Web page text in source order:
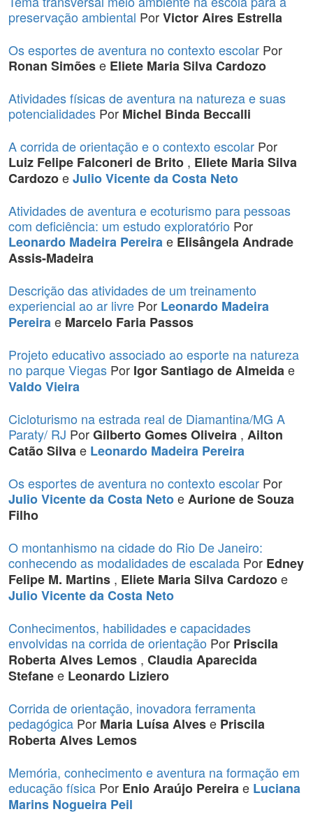
preservação ambiental PorVictor Aires Estrella
Os esportes de aventura no contexto escolar Por
Ronan Simõese Eliete Maria Silva Cardozo
Atividades físicas de aventura na natureza e suas
potencialidades Por Michel Binda Beccalli
A corrida de orientação e o contexto escolar Por
Luiz Felipe Falconeri de Brito , Eliete Maria Silva
CardozoeJulio Vicente da Costa Neto
Atividades de aventura e ecoturismo para pessoas
com deficiência: um estudo exploratório Por
Leonardo Madeira Pereirae Elisângela Andrade
Assis-Madeira
Descrição das atividades de um treinamento
experiencial ao ar livre Por Leonardo Madeira
Pereirae Marcelo Faria Passos
Projeto educativo associado ao esporte na natureza
no parque Viegas Por Igor Santiago de Almeidae
Valdo Vieira
Cicloturismo na estrada real de Diamantina/MG A
Paraty/ RJ PorGilberto Gomes Oliveira , Ailton
Catão Silvae Leonardo Madeira Pereira
Os esportes de aventura no contexto escolar Por
Julio Vicente da Costa NetoeAurione de Souza
Filho
O montanhismo na cidade do Rio De Janeiro:
conhecendo as modalidades de escalada Por Edney
Felipe M. Martins , Eliete Maria Silva Cardozoe
Julio Vicente da Costa Neto
Conhecimentos, habilidades e capacidades
envolvidas na corrida de orientação Por Priscila
Roberta Alves Lemos , Claudia Aparecida
Stefanee Leonardo Liziero
Corrida de orientação, inovadora ferramenta
pedagógica Por Maria Luísa Alvese Priscila
Roberta Alves Lemos
Memória, conhecimento e aventura na formação em
educação física Por Enio Araújo Pereirae Luciana
Marins Nogueira Peil